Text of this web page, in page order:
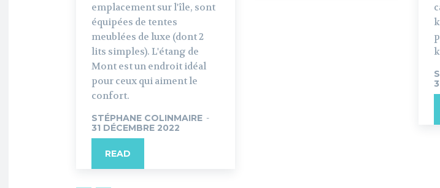
emplacement sur l'île, sont
équipées de tentes
meublées de luxe (dont 2
lits simples). L'étang de
Mont est un endroit idéal
pour ceux qui aiment le
confort.
STÉPHANE COLINMAIRE -
31 DÉCEMBRE 2022
READ